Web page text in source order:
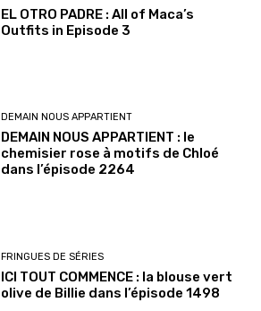
EL OTRO PADRE : All of Maca’s
Outfits in Episode 3
DEMAIN NOUS APPARTIENT
DEMAIN NOUS APPARTIENT : le
chemisier rose à motifs de Chloé
dans l’épisode 2264
FRINGUES DE SÉRIES
ICI TOUT COMMENCE : la blouse vert
olive de Billie dans l’épisode 1498